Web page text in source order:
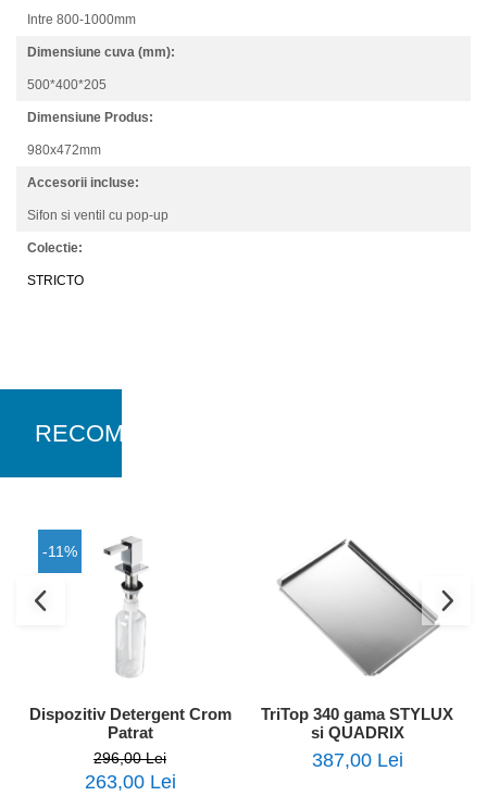
Intre 800-1000mm
Dimensiune cuva (mm):
500*400*205
Dimensiune Produs:
980x472mm
Accesorii incluse:
Sifon si ventil cu pop-up
Colectie:
STRICTO
RECOMANDARI
-11%
Dispozitiv Detergent Crom
Patrat
296,00 Lei
263,00 Lei
TriTop 340 gama STYLUX
si QUADRIX
387,00 Lei